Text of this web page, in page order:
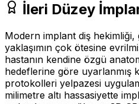
İleri Düzey
Modern implant diş hekimliği,
yaklaşımın çok ötesine
hastanın kendine özgü
hedeflerine göre uyarlanmış
protokolleri yelpazesi
milimetre altı hassasiyette